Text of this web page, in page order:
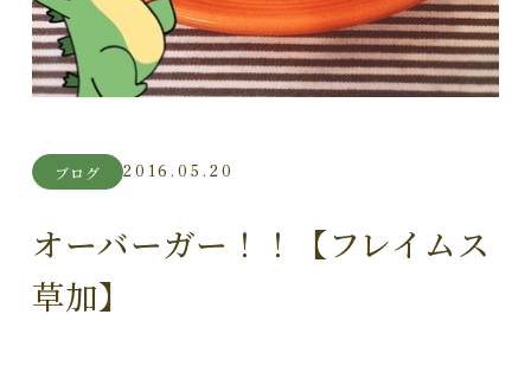
ブログ 2016.05.20
オーバーガー！！【フレイムス
草加】